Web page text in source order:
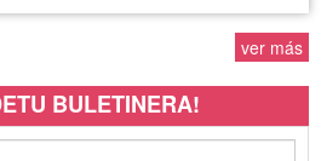
ver más
BULETINERA!